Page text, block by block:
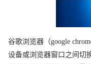
谷歌浏览器（google
设备或浏览器窗口之间切